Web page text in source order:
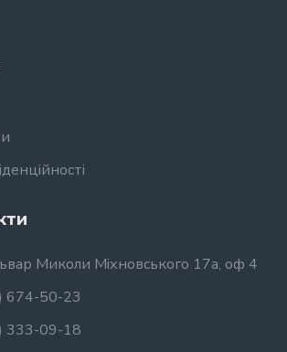
Миколи Міхновського 17а, оф 4
674-50-23
333-09-18